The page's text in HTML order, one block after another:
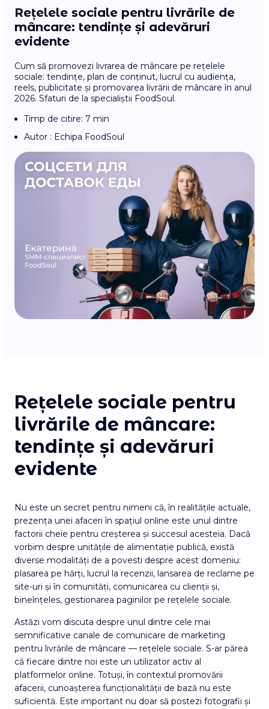
Rețelele sociale pentru livrările de
mâncare: tendințe și adevăruri
evidente
Cum să promovezi livrarea de mâncare pe rețelele
sociale: tendințe, plan de conținut, lucrul cu audiența,
reels, publicitate și promovarea livrării de mâncare în anul
2026. Sfaturi de la specialiștii FoodSoul.
Timp de citire: 7 min
Autor : Echipa FoodSoul
Rețelele sociale pentru
livrările de mâncare:
tendințe și adevăruri
evidente
Nu este un secret pentru nimeni că, în realitățile actuale,
prezența unei afaceri în spațiul online este unul dintre
factorii cheie pentru creșterea și succesul acesteia. Dacă
vorbim despre unitățile de alimentație publică, există
diverse modalități de a povesti despre acest domeniu:
plasarea pe hărți, lucrul la recenzii, lansarea de reclame pe
site-uri și în comunități, comunicarea cu clienții și,
bineînțeles, gestionarea paginilor pe rețelele sociale.
Astăzi vom discuta despre unul dintre cele mai
semnificative canale de comunicare de marketing
pentru livrările de mâncare — rețelele sociale. S-ar părea
că fiecare dintre noi este un utilizator activ al
platformelor online. Totuși, în contextul promovării
afacerii, cunoașterea funcționalității de bază nu este
suficientă. Este important nu doar să postezi fotografii și